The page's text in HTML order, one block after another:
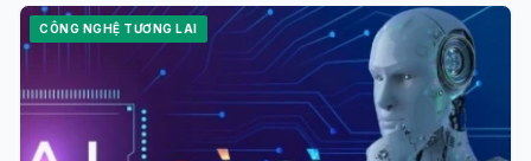
CÔNG NGHỆ TƯƠNG LAI